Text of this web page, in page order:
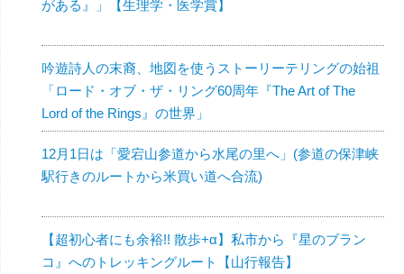
がある』」【生理学・医学賞】
吟遊詩人の末裔、地図を使うストーリーテリングの始祖
「ロード・オブ・ザ・リング60周年『The Art of The
Lord of the Rings』の世界」
12月1日は「愛宕山参道から水尾の里へ」(参道の保津峡
駅行きのルートから米買い道へ合流)
【超初心者にも余裕!! 散歩+α】私市から『星のブラン
コ』へのトレッキングルート【山行報告】